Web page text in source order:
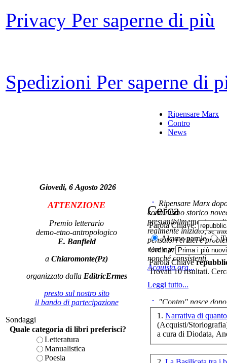
Privacy Per saperne di più
Spedizioni Per saperne di
Giovedi, 6 Agosto 2026
ATTENZIONE
Premio letterario
demo-etno-antropologico
E. Banfield
a Chiaromonte(Pz)
organizzato dalla EditricErmes
presto sul nostro sito
il bando di partecipazione
Sondaggi
Quale categoria di libri preferisci?
Letteratura
Manualistica
Poesia
Ripensare Marx
Contro
News
Ripensare Marx
comunismo storico
presumibilmemente
realmente iniziato, se
pensatori critici e
vere e proprie correnti
nonché consistenti.
Acquista ora...
Leggi tutto...
"Contro" nasce
cominciato con la
ripensaremarx. i saggi
questa collaborazione
è teorica, sempre però
presente fase.
Acquista ora...
Cerca
Parola Chiave:
Alcune parole
Ordina:
Parola Chiave
Trovati 10 risultati.
1. Narrativa di
(Acquisti/
a cura di Diodata,